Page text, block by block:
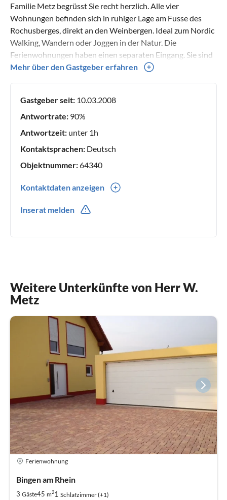
Familie Metz begrüsst Sie recht herzlich. Alle vier
Wohnungen befinden sich in ruhiger Lage am Fusse des
Rochusberges, direkt an den Weinbergen. Ideal zum Nordic
Walking, Wandern oder Joggen in der Natur. Die
Ferienwohnungen haben einen separaten Eingang. Sie sind
modern und behaglich für 2-4 Personen eingerichtet. Mit
Mehr über den Gastgeber erfahren
Gastgeber seit: 10.03.2008
Antwortrate: 90%
Antwortzeit: unter 1h
Kontaktsprachen: Deutsch
Objektnummer:64340
Kontaktdaten anzeigen
Inserat melden
Weitere Unterkünfte von Herr W.
Metz
Ferienwohnung
Bingen am Rhein
3 Gäste45 m21 Schlafzimmer (+1)